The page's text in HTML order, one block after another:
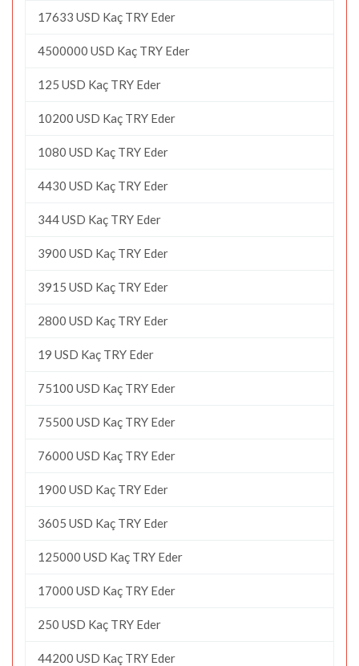
17633 USD Kaç TRY Eder
4500000 USD Kaç TRY Eder
125 USD Kaç TRY Eder
10200 USD Kaç TRY Eder
1080 USD Kaç TRY Eder
4430 USD Kaç TRY Eder
344 USD Kaç TRY Eder
3900 USD Kaç TRY Eder
3915 USD Kaç TRY Eder
2800 USD Kaç TRY Eder
19 USD Kaç TRY Eder
75100 USD Kaç TRY Eder
75500 USD Kaç TRY Eder
76000 USD Kaç TRY Eder
1900 USD Kaç TRY Eder
3605 USD Kaç TRY Eder
125000 USD Kaç TRY Eder
17000 USD Kaç TRY Eder
250 USD Kaç TRY Eder
44200 USD Kaç TRY Eder